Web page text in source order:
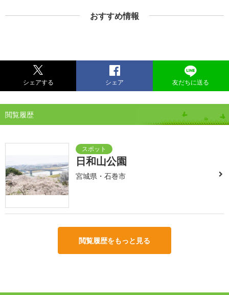
おすすめ情報
シェアする シェア 友だちに送る
閲覧履歴
日和山公園
宮城県・石巻市
閲覧履歴をもっと見る